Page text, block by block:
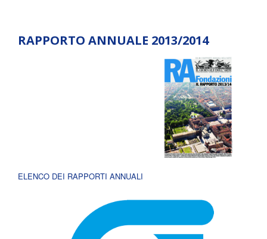
RAPPORTO ANNUALE 2013/2014
ELENCO DEI RAPPORTI ANNUALI